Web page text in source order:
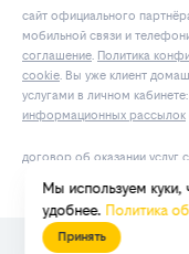
сайт официального
мобильной связи и
соглашение. Политика
cookie. Вы уже клиент
услугами в личнoм кaбинeтe:
информационных рассылок
договор об оказании услуг
Мы используем куки,
удобнее. Политика
Принять